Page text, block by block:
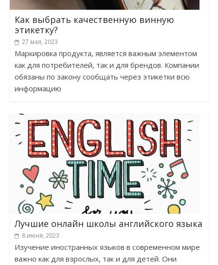
Как выбрать качественную винную
этикетку?
27 мая, 2023
Маркировка продукта, является важным элементом
как для потребителей, так и для брендов. Компании
обязаны по закону сообщать через этикетки всю
информацию
Лучшие онлайн школы английского языка
8 июня, 2023
Изучение иностранных языков в современном мире
важно как для взрослых, так и для детей. Они